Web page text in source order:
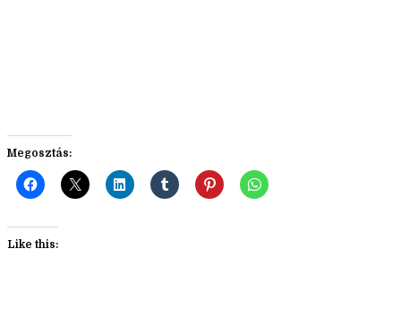
Megosztás:
Like this: